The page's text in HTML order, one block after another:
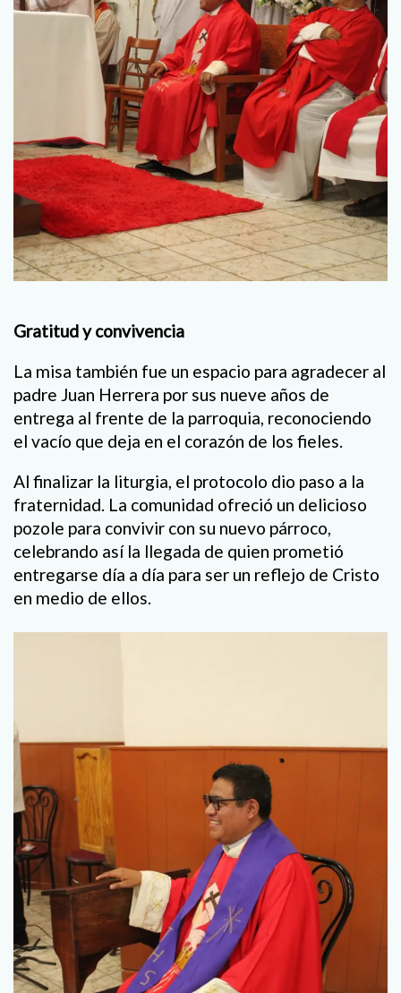
Gratitud y convivencia
La misa también fue un espacio para agradecer al
padre Juan Herrera por sus nueve años de
entrega al frente de la parroquia, reconociendo
el vacío que deja en el corazón de los fieles.
Al finalizar la liturgia, el protocolo dio paso a la
fraternidad. La comunidad ofreció un delicioso
pozole para convivir con su nuevo párroco,
celebrando así la llegada de quien prometió
entregarse día a día para ser un reflejo de Cristo
en medio de ellos.